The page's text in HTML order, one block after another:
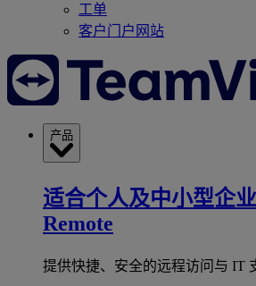
工单
客户门户网站
产品
适合个人及中小型企业
Remote
提供快捷、安全的远程访问与 IT